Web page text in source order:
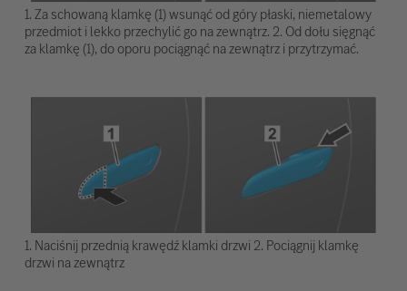
1. Za schowaną klamkę (1) wsunąć od góry płaski, niemetalowy
przedmiot i lekko przechylić go na zewnątrz. 2. Od dołu sięgnąć
za klamkę (1), do oporu pociągnąć na zewnątrz i przytrzymać.
1. Naciśnij przednią krawędź klamki drzwi 2. Pociągnij klamkę
drzwi na zewnątrz